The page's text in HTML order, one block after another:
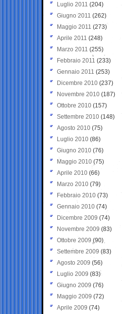
Luglio 2011 (204)
Giugno 2011 (262)
Maggio 2011 (273)
Aprile 2011 (248)
Marzo 2011 (255)
Febbraio 2011 (233)
Gennaio 2011 (253)
Dicembre 2010 (237)
Novembre 2010 (187)
Ottobre 2010 (157)
Settembre 2010 (148)
Agosto 2010 (75)
Luglio 2010 (86)
Giugno 2010 (76)
Maggio 2010 (75)
Aprile 2010 (66)
Marzo 2010 (79)
Febbraio 2010 (73)
Gennaio 2010 (74)
Dicembre 2009 (74)
Novembre 2009 (83)
Ottobre 2009 (90)
Settembre 2009 (83)
Agosto 2009 (56)
Luglio 2009 (83)
Giugno 2009 (76)
Maggio 2009 (72)
Aprile 2009 (74)